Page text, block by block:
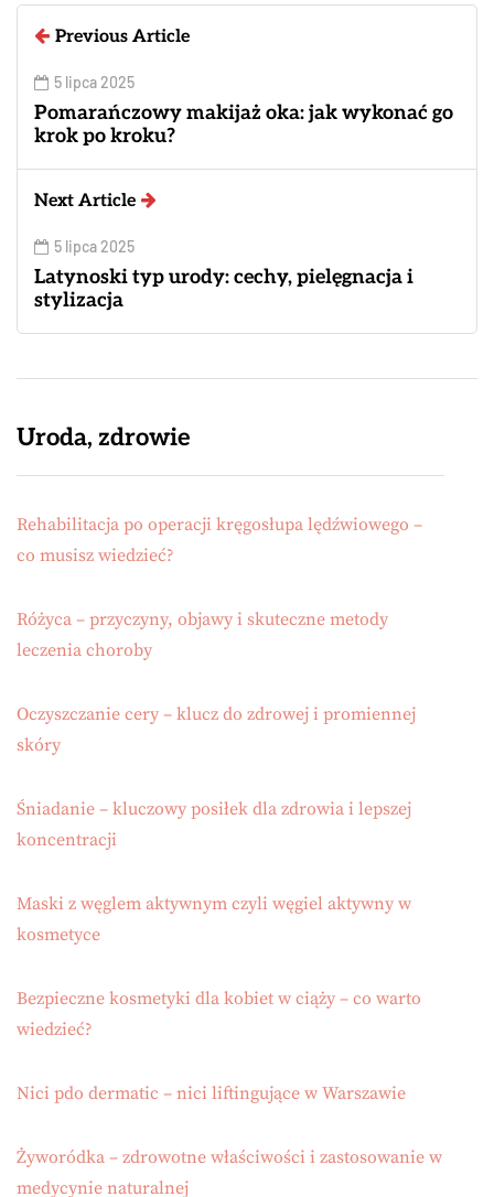
Previous Article
5 lipca 2025
Pomarańczowy makijaż oka: jak wykonać go
krok po kroku?
Next Article
5 lipca 2025
Latynoski typ urody: cechy, pielęgnacja i
stylizacja
Uroda, zdrowie
Rehabilitacja po operacji kręgosłupa lędźwiowego –
co musisz wiedzieć?
Różyca – przyczyny, objawy i skuteczne metody
leczenia choroby
Oczyszczanie cery – klucz do zdrowej i promiennej
skóry
Śniadanie – kluczowy posiłek dla zdrowia i lepszej
koncentracji
Maski z węglem aktywnym czyli węgiel aktywny w
kosmetyce
Bezpieczne kosmetyki dla kobiet w ciąży – co warto
wiedzieć?
Nici pdo dermatic – nici liftingujące w Warszawie
Żyworódka – zdrowotne właściwości i zastosowanie w
medycynie naturalnej